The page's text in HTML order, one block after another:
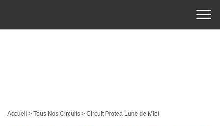
Accueil > Tous Nos Circuits > Circuit Protea Lune de Miel